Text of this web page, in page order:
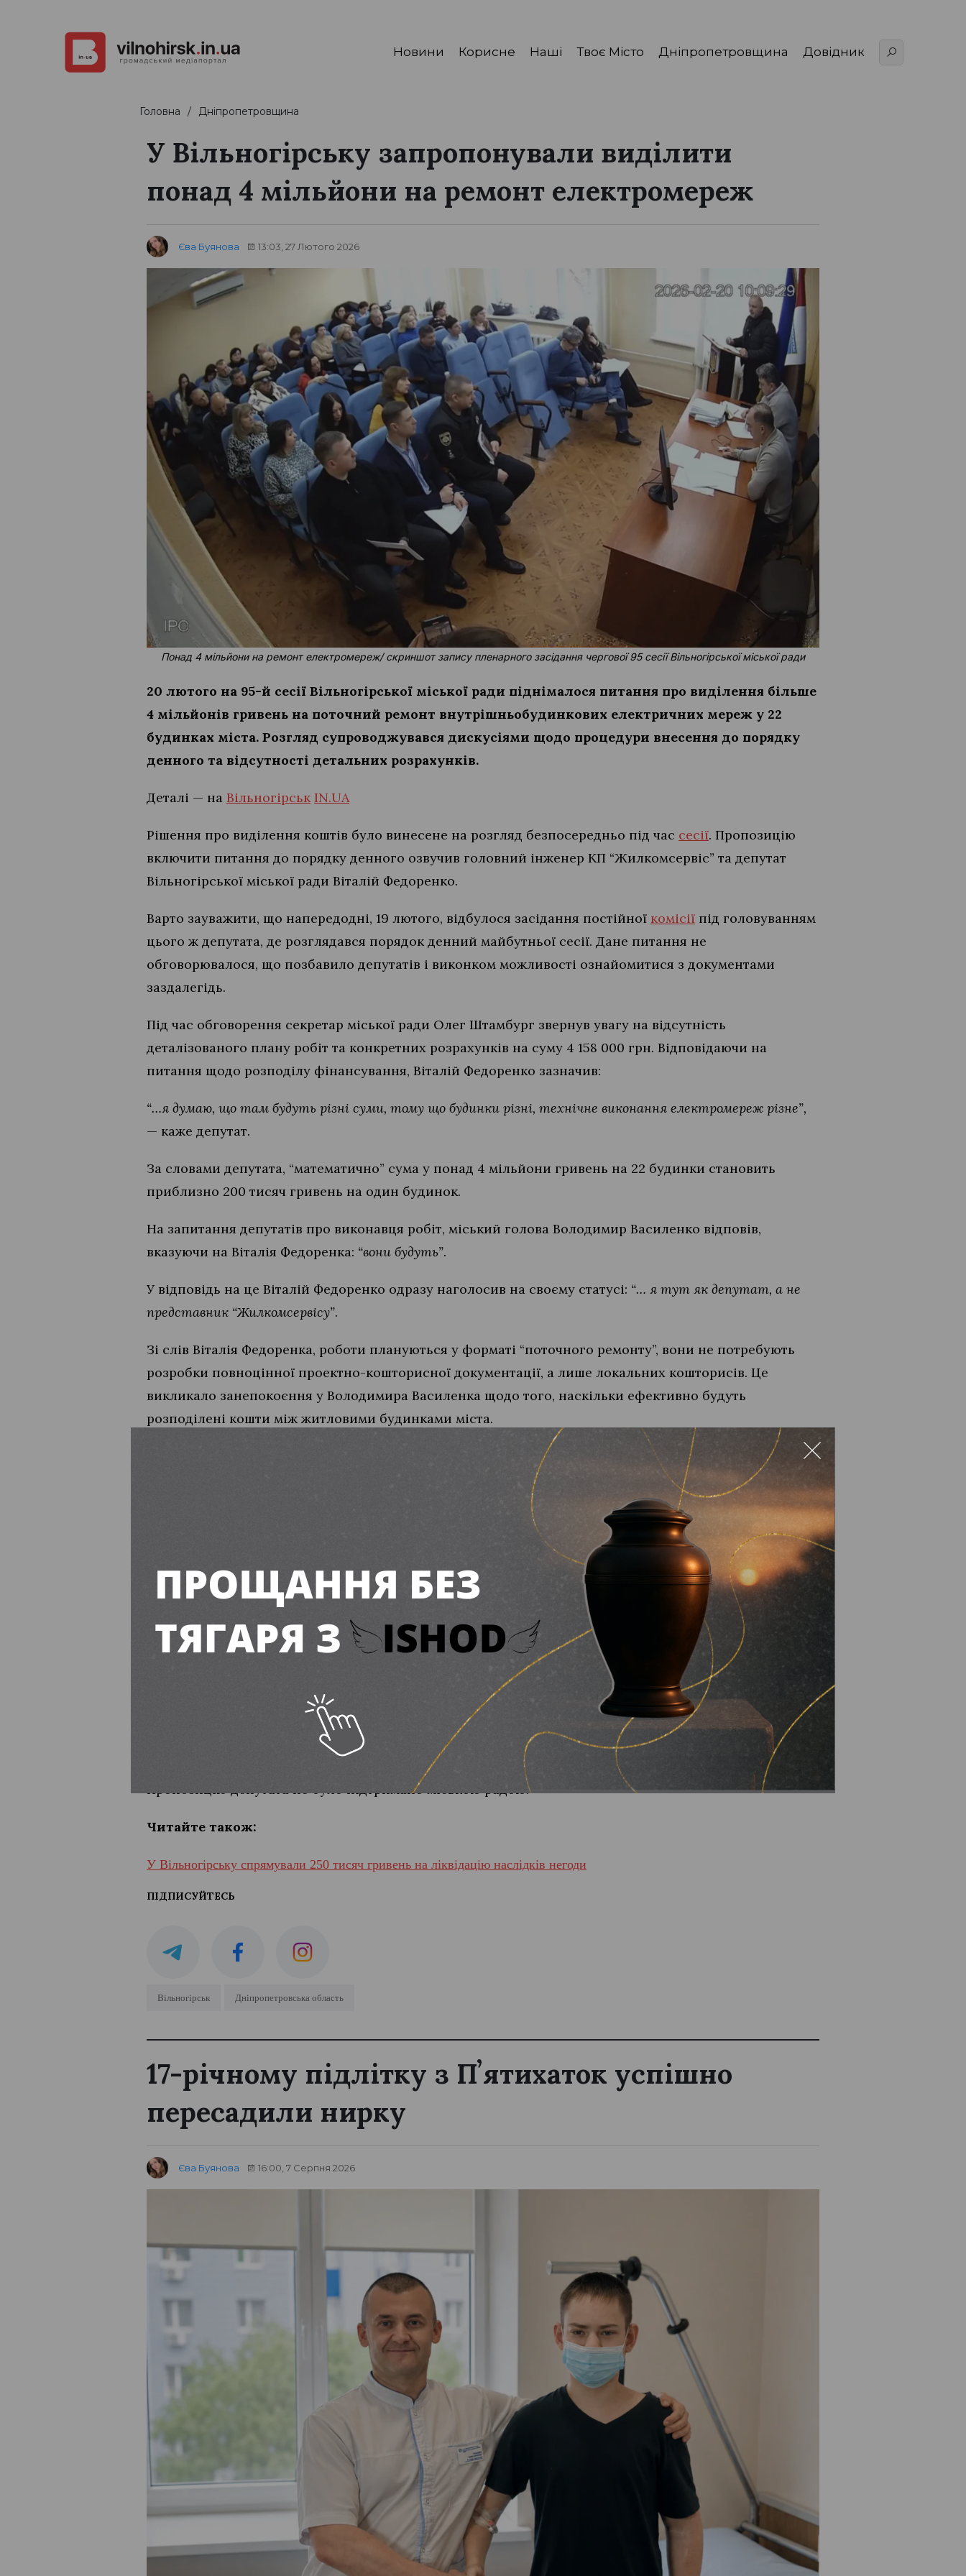
Новини Корисне Наші Твоє Місто Дніпропетровщина Довідник
Головна Дніпропетровщина
У Вільногірську запропонували виділити
понад 4 мільйони на ремонт електромереж
Єва Буянова 13:03, 27 Лютого 2026
Понад 4 мільйони на ремонт електромереж/ скриншот запису пленарного засідання чергової 95 сесії Вільногірської міської ради
20 лютого на 95-й сесії Вільногірської міської ради піднімалося питання про виділення більше
4 мільйонів гривень на поточний ремонт внутрішньобудинкових електричних мереж у 22
будинках міста. Розгляд супроводжувався дискусіями щодо процедури внесення до порядку
денного та відсутності детальних розрахунків.
Деталі — на Вільногірськ IN.UA
Рішення про виділення коштів було винесене на розгляд безпосередньо під час сесії. Пропозицію
включити питання до порядку денного озвучив головний інженер КП “Жилкомсервіс” та депутат
Вільногірської міської ради Віталій Федоренко.
Варто зауважити, що напередодні, 19 лютого, відбулося засідання постійної комісії під головуванням
цього ж депутата, де розглядався порядок денний майбутньої сесії. Дане питання не
обговорювалося, що позбавило депутатів і виконком можливості ознайомитися з документами
заздалегідь.
Під час обговорення секретар міської ради Олег Штамбург звернув увагу на відсутність
деталізованого плану робіт та конкретних розрахунків на суму 4 158 000 грн. Відповідаючи на
питання щодо розподілу фінансування, Віталій Федоренко зазначив:
“…я думаю, що там будуть різні суми, тому що будинки різні, технічне виконання електромереж різне”,
— каже депутат.
За словами депутата, “математично” сума у понад 4 мільйони гривень на 22 будинки становить
приблизно 200 тисяч гривень на один будинок.
На запитання депутатів про виконавця робіт, міський голова Володимир Василенко відповів,
вказуючи на Віталія Федоренка: “вони будуть”.
У відповідь на це Віталій Федоренко одразу наголосив на своєму статусі: “… я тут як депутат, а не
представник “Жилкомсервісу”.
Зі слів Віталія Федоренка, роботи плануються у форматі “поточного ремонту”, вони не потребують
розробки повноцінної проектно-кошторисної документації, а лише локальних кошторисів. Це
викликало занепокоєння у Володимира Василенка щодо того, наскільки ефективно будуть
розподілені кошти між житловими будинками міста.
Обгрунтовуючи свій запит на виділення коштів депутат Віталій Федоренко так наголошував на
“…для того, щоб максимально швидко, максимально оперативно вирішувати проблемні ситуації, які
виникають після обстрілів і в періоди блекаутів. А якщо вони виникають, то максимально згладити і
Нагадуємо, що заявлений отримувач коштів, КП “Жилкомсервіс”, нещодавно за власні кошти придбав
послуги з установки гібридної сонячної електростанції, яку буде розміщено на даху їх
адміністративної будівлі, витративши суму, що еквівалентна 30% від обговорюваного запиту на
Рахуючи усереднено, на ці 1,5 мільйони можна було б відремонтувати 7 з заявлених 22-х будинків. А
враховуючи “різний стан” мереж, про який зазначив депутат, можливо і половину від запланованого
Пропозицію депутата не було підтримано міською радою.
Читайте також:
У Вільногірську спрямували 250 тисяч гривень на ліквідацію наслідків негоди
ПІДПИСУЙТЕСЬ
Вільногірськ Дніпропетровська область
17-річному підлітку з Пʼятихаток успішно
пересадили нирку
Єва Буянова 16:00, 7 Серпня 2026